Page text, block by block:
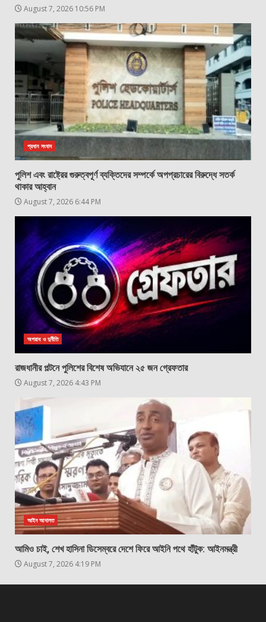
August 7, 2026 10:56 PM
প্রধান সংবাদ
পুলিশ এবং রাষ্ট্রের গুরুত্বপূর্ণ ব্যক্তিদের সম্পর্কে অপপ্রচারের বিরুদ্ধে সতর্ক
থাকার আহ্বান
August 7, 2026 6:44 PM
অপরাধ ও দুর্নীতি
রাজধানীর পল্টনে পুলিশের বিশেষ অভিযানে ২৫ জন গ্রেফতার
August 7, 2026 4:43 PM
আইন আদালত
আমিও চাই, শেখ হাসিনা ডিসেম্বরে দেশে ফিরে আইনি পথে হাঁটুক: আইনমন্ত্রী
August 7, 2026 4:19 PM